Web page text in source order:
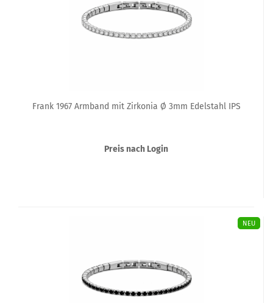
Frank 1967 Armband mit Zirkonia Ø 3mm Edelstahl IPS
Preis nach Login
NEU